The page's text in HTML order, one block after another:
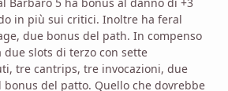
in più sui critici. Inoltre ha feral
due bonus del path. In compenso
slots di terzo con sette
tre cantrips, tre invocazioni, due
del patto. Quello che dovrebbe